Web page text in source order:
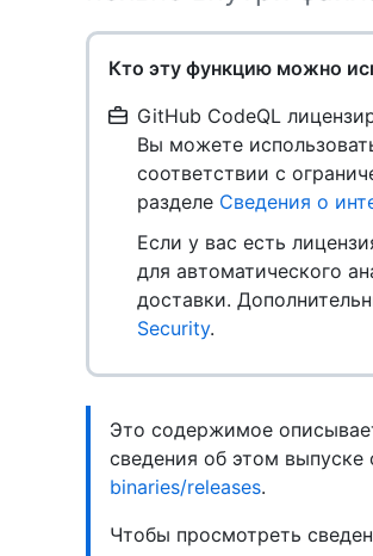
Кто эту функцию можно
GitHub CodeQL
Вы можете
соответствии с
разделе Сведения о
Если у вас есть
для автоматического
доставки.
Security.
Это содержимое
сведения об этом выпуске
binaries/releases.
Чтобы просмотреть